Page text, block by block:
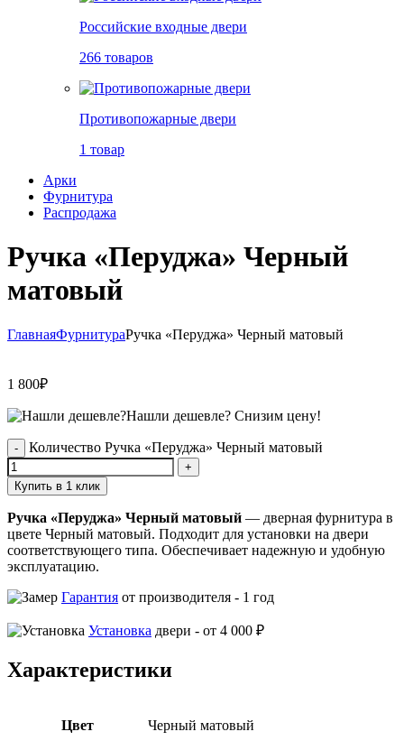
Российские входные двери
266 товаров
Противопожарные двери
1 товар
Арки
Фурнитура
Распродажа
Ручка «Перуджа» Черный
матовый
ГлавнаяФурнитураРучка «Перуджа» Черный матовый
1 800₽
Нашли дешевле? Снизим цену!
Количество Ручка «Перуджа» Черный матовый
Купить в 1 клик
Ручка «Перуджа» Черный матовый — дверная фурнитура в
цвете Черный матовый. Подходит для установки на двери
соответствующего типа. Обеспечивает надежную и удобную
эксплуатацию.
Гарантия от производителя - 1 год
Установка двери - от 4 000 ₽
Характеристики
Цвет Черный матовый